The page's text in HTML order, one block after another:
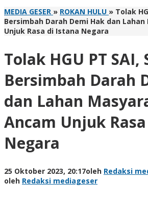
MEDIA GESER » ROKAN HULU » Tolak
Bersimbah Darah Demi Hak dan
Unjuk Rasa di Istana Negara
Tolak HGU PT SAI,
Bersimbah Darah
dan Lahan
Ancam Unjuk
Negara
25 Oktober 2023, 20:17oleh Redaksi
oleh Redaksi mediageser